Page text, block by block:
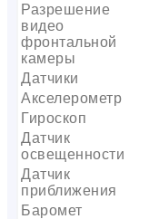
Разрешение
видео
фронтальной
камеры
Датчики
Акселерометр
Гироскоп
Датчик
освещенности
Датчик
приближения
Баромет